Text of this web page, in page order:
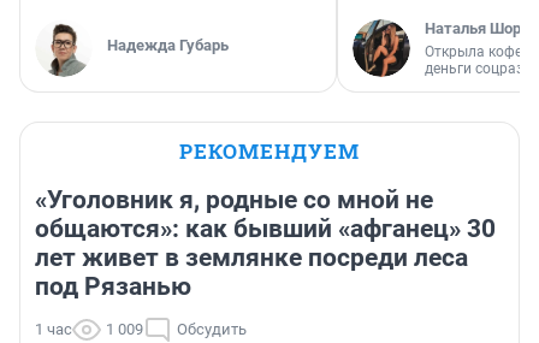
Надежда Губарь
Наталья
Открыла
деньги
РЕКОМЕНДУЕМ
«Уголовник я, родные со мной не
общаются»: как бывший «афганец» 30
лет живет в землянке посреди леса
под Рязанью
1 час 1 009 Обсудить